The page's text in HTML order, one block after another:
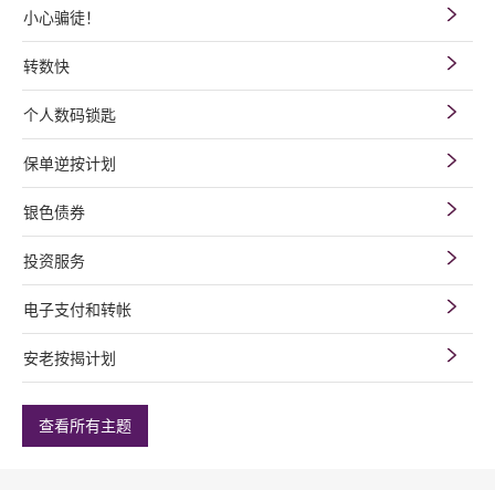
小心骗徒！
转数快
个人数码锁匙
保单逆按计划
银色债券
投资服务
电子支付和转帐
安老按揭计划
查看所有主题